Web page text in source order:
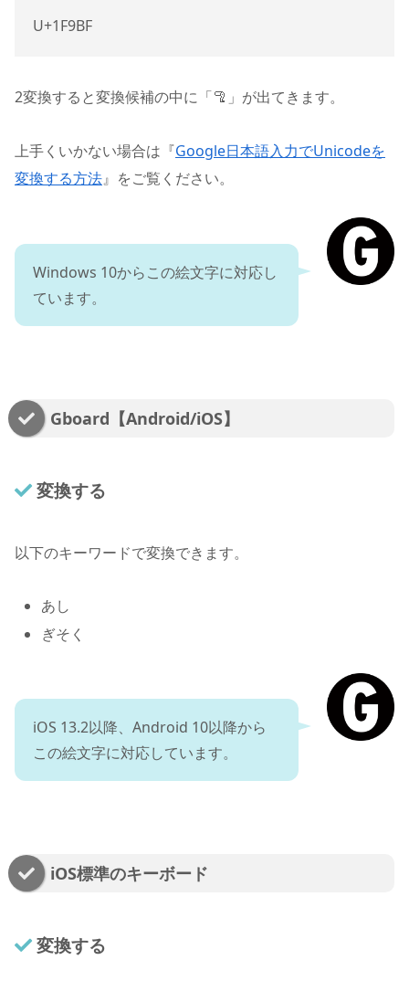
U+1F9BF
2変換すると変換候補の中に「🦿」が出てきます。
上手くいかない場合は『Google日本語入力でUnicodeを
変換する方法』をご覧ください。
Windows 10からこの絵文字に対応し
ています。
Gboard【Android/iOS】
変換する
以下のキーワードで変換できます。
あし
ぎそく
iOS 13.2以降、Android 10以降から
この絵文字に対応しています。
iOS標準のキーボード
変換する